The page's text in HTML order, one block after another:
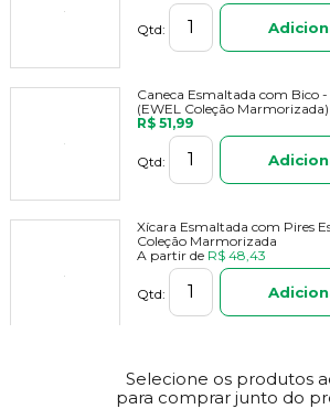
Qtd:
Caneca Esmaltada com Bico
(EWEL Coleção Marmorizada)
R$ 51,99
Qtd:
Xícara Esmaltada com Pires
Coleção Marmorizada
A partir de R$ 48,43
Qtd:
Selecione os produtos
para comprar junto do